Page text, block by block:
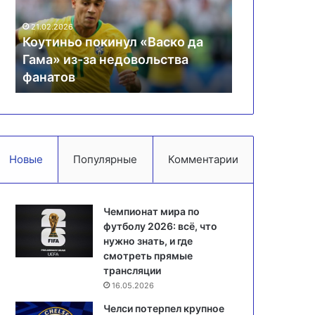
да
завоевать
медаль
на
Олимпиаде?
21.02.2026
Петросян: почему не удалось
завоевать медаль на
Олимпиаде?
Новые Популярные Комментарии
Чемпионат мира по
футболу 2026: всё, что
нужно знать, и где
смотреть прямые
трансляции
16.05.2026
Челси потерпел крупное